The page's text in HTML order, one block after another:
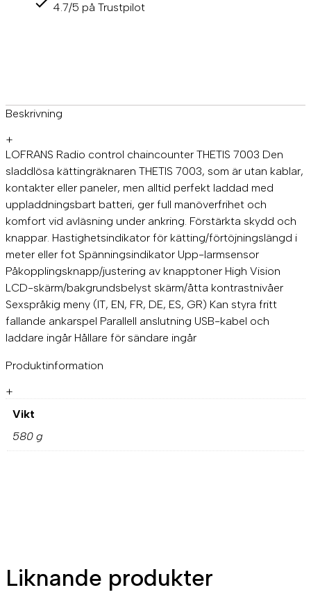
3
å
d
l
ö
s
f
ä
r
r
k
n
t
r
l
e
d
e
d
e
m
4.7/5 på Trustpilot
Beskrivning
+
LOFRANS Radio control chaincounter THETIS 7003 Den
sladdlösa kättingräknaren THETIS 7003, som är utan kablar,
kontakter eller paneler, men alltid perfekt laddad med
uppladdningsbart batteri, ger full manöverfrihet och
komfort vid avläsning under ankring. Förstärkta skydd och
knappar. Hastighetsindikator för kätting/förtöjningslängd i
meter eller fot Spänningsindikator Upp-larmsensor
Påkopplingsknapp/justering av knapptoner High Vision
LCD-skärm/bakgrundsbelyst skärm/åtta kontrastnivåer
Sexspråkig meny (IT, EN, FR, DE, ES, GR) Kan styra fritt
fallande ankarspel Parallell anslutning USB-kabel och
laddare ingår Hållare för sändare ingår
Produktinformation
+
Vikt
580 g
Liknande produkter